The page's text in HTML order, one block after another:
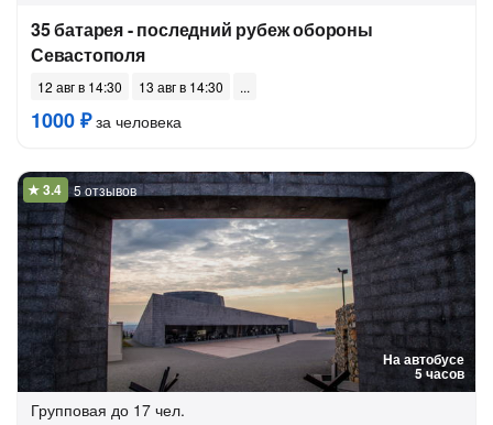
35 батарея - последний рубеж обороны
Севастополя
12 авг в 14:30 13 авг в 14:30
1000 ₽за человека
На автобусе
5 часов
5 отзывов
Групповая до 17 чел.